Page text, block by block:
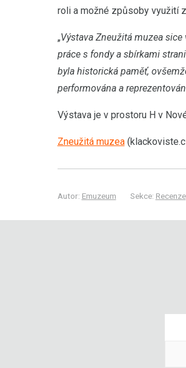
roli a možné způsoby využití
„Výstava Zneužitá muzea
práce s fondy a sbírkami
byla historická paměť,
performována a
Výstava je v prostoru H v
Zneužitá muzea
Autor: Emuzeum Sekce: Recenze